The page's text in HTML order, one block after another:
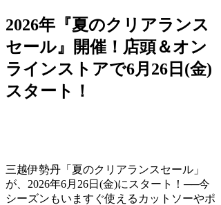
2026年『夏のクリアランス
セール』開催！店頭＆オン
ラインストアで6月26日(金)
スタート！
三越伊勢丹「夏のクリアランスセール」
が、2026年6月26日(金)にスタート！──今
シーズンもいますぐ使えるカットソーやポ